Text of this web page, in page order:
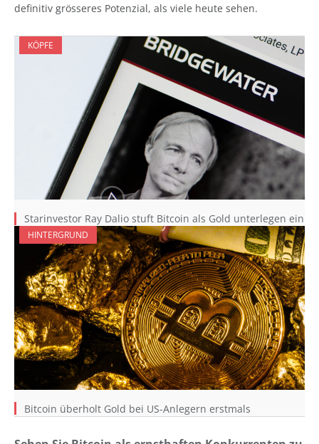
definitiv grösseres Potenzial, als viele heute sehen.
KÖPFE
Starinvestor Ray Dalio stuft Bitcoin als Gold unterlegen ein
HINTERGRUND
Bitcoin überholt Gold bei US-Anlegern erstmals